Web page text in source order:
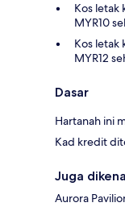
Kos letak
MYR10
Kos letak
MYR12
Dasar
Hartanah ini
Kad kredit
Juga
Aurora